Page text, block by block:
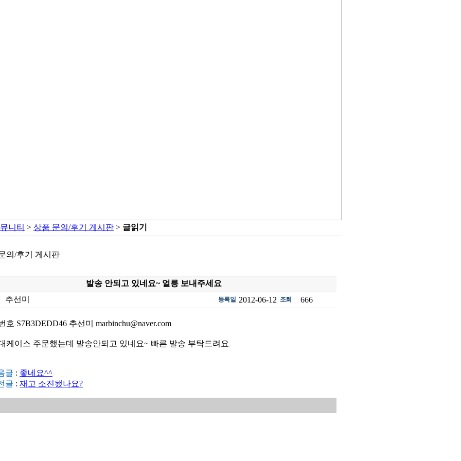
니티 > 상품 문의/후기 게시판 > 글읽기
의/후기 게시판
발송 안되고 있네요~ 얼릉 보내주세요
추선미 등록일 2012-06-12 조회 666
호 S7B3DEDD46 추선미 marbinchu@naver.com
케이스 주문했는데 발송안되고 있네요~ 빠른 발송 부탁드려요
글 : 좋네요^^
글 : 재고 소진됐나요?